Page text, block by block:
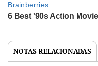
NOTAS RELACIONADAS